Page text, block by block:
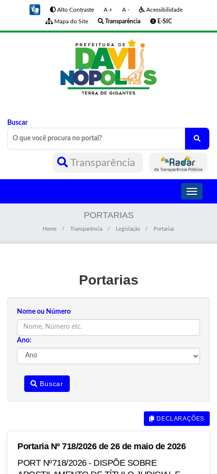
Alto Contraste A + A -
Acessibilidade
Mapa do Site
Transparência E-SIC
Buscar
Transparência
Toggle
PORTARIAS
Home Transparência Legislação Portarias
Portarias
Nome ou Número
Ano:
Buscar
DECLARAÇÕES
Portaria Nº 718/2026 de 26 de maio de 2026
PORT Nº718/2026 - DISPÕE SOBRE